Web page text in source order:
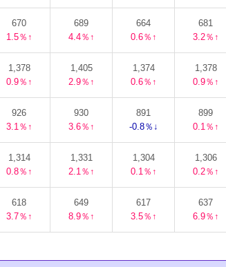
670
1.5％↑
689
4.4％↑
664
0.6％↑
681
3.2％↑
1,378
0.9％↑
1,405
2.9％↑
1,374
0.6％↑
1,378
0.9％↑
926
3.1％↑
930
3.6％↑
891
-0.8％↓
899
0.1％↑
1,314
0.8％↑
1,331
2.1％↑
1,304
0.1％↑
1,306
0.2％↑
618
3.7％↑
649
8.9％↑
617
3.5％↑
637
6.9％↑